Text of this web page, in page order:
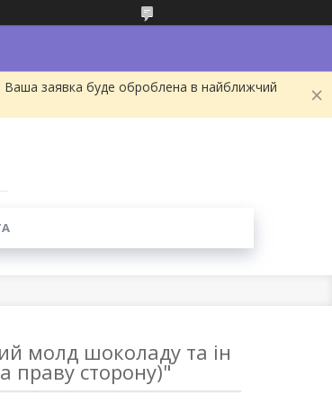
Ваша заявка буде оброблена в найближчий
молд шоколаду та ін
праву сторону)"